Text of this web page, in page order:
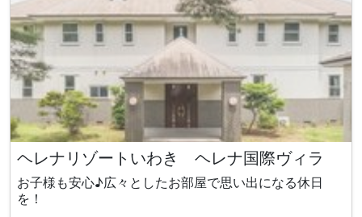
ヘレナリゾートいわき ヘレナ国際ヴィラ
お子様も安心♪広々としたお部屋で思い出になる休日
を！